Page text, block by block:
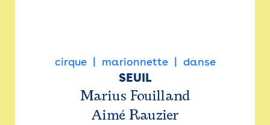
cirque marionnette danse
SEUIL
Marius Fouilland
Aimé Rauzier